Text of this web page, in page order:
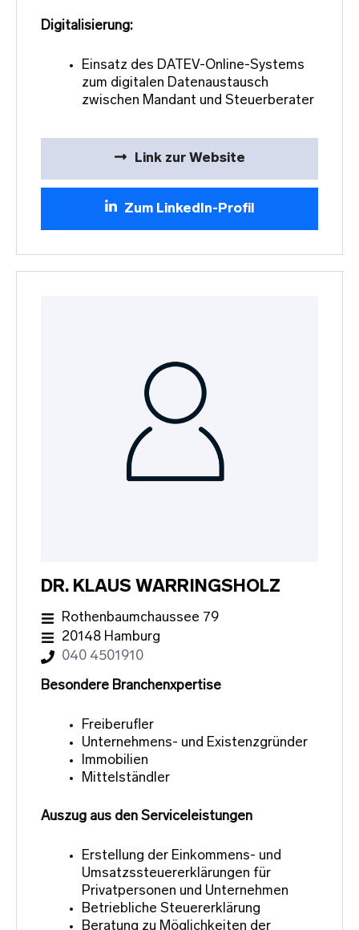
Digitalisierung:
Einsatz des DATEV-Online-Systems
zum digitalen Datenaustausch
zwischen Mandant und Steuerberater
Link zur Website
Zum LinkedIn-Profil
DR. KLAUS WARRINGSHOLZ
Rothenbaumchaussee 79
20148 Hamburg
040 4501910
Besondere Branchenxpertise
Freiberufler
Unternehmens- und Existenzgründer
Immobilien
Mittelständler
Auszug aus den Serviceleistungen
Erstellung der Einkommens- und
Umsatzssteuererklärungen für
Privatpersonen und Unternehmen
Betriebliche Steuererklärung
Beratung zu Möglichkeiten der